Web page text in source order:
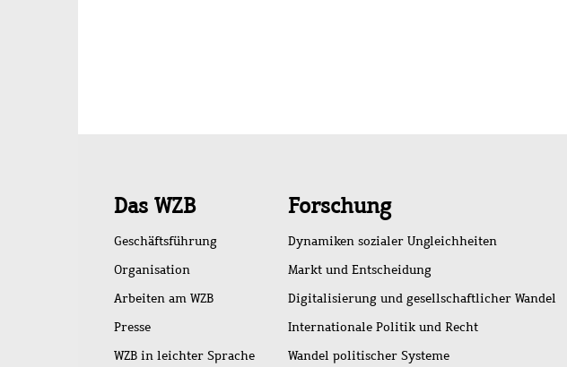
Schnellzugriff
Das WZB
Geschäftsführung
Organisation
Arbeiten am WZB
Presse
WZB in leichter Sprache
Forschung
Dynamiken sozialer Ungleichheiten
Markt und Entscheidung
Digitalisierung und gesellschaftlicher Wandel
Internationale Politik und Recht
Wandel politischer Systeme